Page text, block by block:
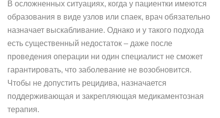
В осложненных ситуациях, когда у пациентки имеются
образования в виде узлов или спаек, врач обязательно
назначает выскабливание. Однако и у такого подхода
есть существенный недостаток – даже после
проведения операции ни один специалист не сможет
гарантировать, что заболевание не возобновится.
Чтобы не допустить рецидива, назначается
поддерживающая и закрепляющая медикаментозная
терапия.